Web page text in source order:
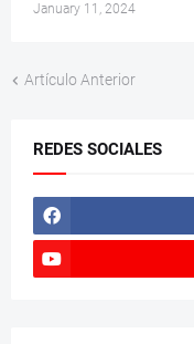
January 11, 2024
Artículo Anterior
REDES SOCIALES